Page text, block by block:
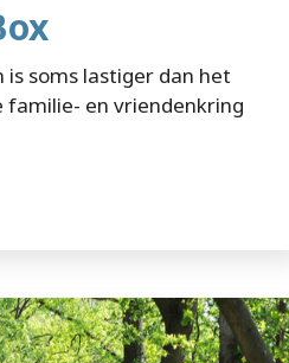
soms lastiger dan het
familie- en vriendenkring